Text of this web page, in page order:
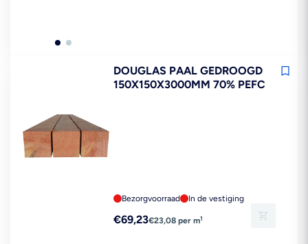
DOUGLAS PAAL GEDROOGD
150X150X3000MM 70% PEFC
Bezorgvoorraad In de vestiging
Reguliere
€69,23€23,08 per m1